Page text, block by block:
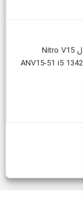
لپ تاپ ایسر 15.6 اینچی مدل Nitro V15
ANV15-51 i5